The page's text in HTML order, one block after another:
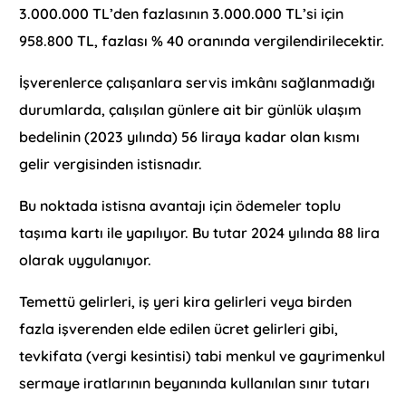
3.000.000 TL’den fazlasının 3.000.000 TL’si için
958.800 TL, fazlası % 40 oranında vergilendirilecektir.
İşverenlerce çalışanlara servis imkânı sağlanmadığı
durumlarda, çalışılan günlere ait bir günlük ulaşım
bedelinin (2023 yılında) 56 liraya kadar olan kısmı
gelir vergisinden istisnadır.
Bu noktada istisna avantajı için ödemeler toplu
taşıma kartı ile yapılıyor. Bu tutar 2024 yılında 88 lira
olarak uygulanıyor.
Temettü gelirleri, iş yeri kira gelirleri veya birden
fazla işverenden elde edilen ücret gelirleri gibi,
tevkifata (vergi kesintisi) tabi menkul ve gayrimenkul
sermaye iratlarının beyanında kullanılan sınır tutarı